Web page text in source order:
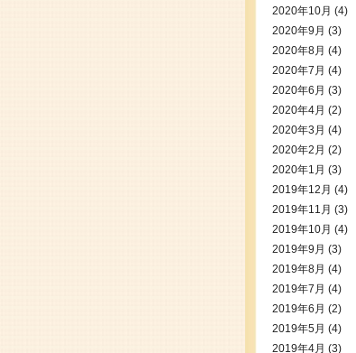
2020年10月 (4)
2020年9月 (3)
2020年8月 (4)
2020年7月 (4)
2020年6月 (3)
2020年4月 (2)
2020年3月 (4)
2020年2月 (2)
2020年1月 (3)
2019年12月 (4)
2019年11月 (3)
2019年10月 (4)
2019年9月 (3)
2019年8月 (4)
2019年7月 (4)
2019年6月 (2)
2019年5月 (4)
2019年4月 (3)